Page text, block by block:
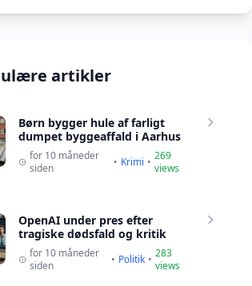
artikler
Børn bygger hule af farligt
dumpet byggeaffald i Aarhus
for 10 måneder
siden
• Krimi • 269
views
OpenAI under pres efter
tragiske dødsfald og kritik
for 10 måneder
siden
• Politik • 283
views